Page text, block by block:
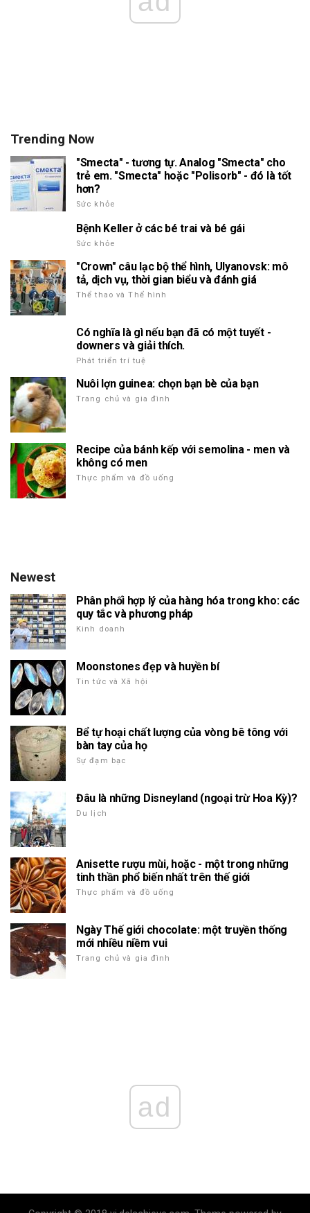
Trending Now
"Smecta" - tương tự. Analog "Smecta" cho
trẻ em. "Smecta" hoặc "Polisorb" - đó là tốt
hơn?
Sức khỏe
Bệnh Keller ở các bé trai và bé gái
Sức khỏe
"Crown" câu lạc bộ thể hình, Ulyanovsk: mô
tả, dịch vụ, thời gian biểu và đánh giá
Thể thao và Thể hình
Có nghĩa là gì nếu bạn đã có một tuyết -
downers và giải thích.
Phát triển trí tuệ
Nuôi lợn guinea: chọn bạn bè của bạn
Trang chủ và gia đình
Recipe của bánh kếp với semolina - men và
không có men
Thực phẩm và đồ uống
Newest
Phân phối hợp lý của hàng hóa trong kho: các
quy tắc và phương pháp
Kinh doanh
Moonstones đẹp và huyền bí
Tin tức và Xã hội
Bể tự hoại chất lượng của vòng bê tông với
bàn tay của họ
Sự đạm bạc
Đâu là những Disneyland (ngoại trừ Hoa Kỳ)?
Du lịch
Anisette rượu mùi, hoặc - một trong những
tinh thần phổ biến nhất trên thế giới
Thực phẩm và đồ uống
Ngày Thế giới chocolate: một truyền thống
mới nhiều niềm vui
Trang chủ và gia đình
ad